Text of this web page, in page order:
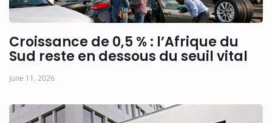
Croissance de 0,5 % : l’Afrique du
Sud reste en dessous du seuil vital
June 11, 2026